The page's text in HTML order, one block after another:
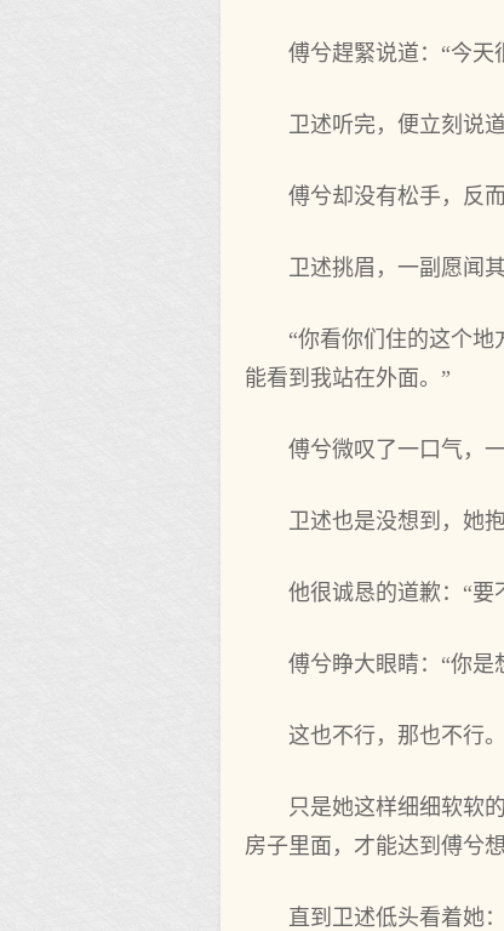
傅兮趕緊说道：“今天
卫述听完，便立刻说
傅兮却没有松手，反
卫述挑眉，一副愿闻
“你看你们住的这个
能看到我站在外面。”
傅兮微叹了一口气，
卫述也是没想到，她
他很诚恳的道歉：“要
傅兮睁大眼睛：“你
这也不行，那也不行。
只是她这样细细软软
房子里面，才能达到傅兮
直到卫述低头看着她